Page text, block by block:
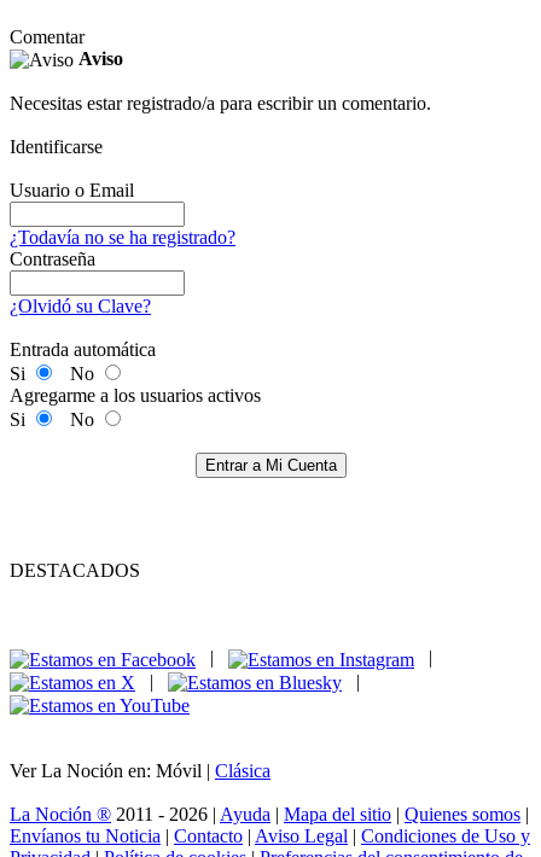
Comentar
Aviso
Necesitas estar registrado/a para escribir un comentario.
Identificarse
Usuario o Email
¿Todavía no se ha registrado?
Contraseña
¿Olvidó su Clave?
Entrada automática
Si
No
Agregarme a los usuarios activos
Si
No
Entrar a Mi Cuenta
DESTACADOS
|
|
Ver La Noción en: Móvil | Clásica
La Noción ® 2011 - 2026 | Ayuda | Mapa del sitio | Quienes somos |
Envíanos tu Noticia | Contacto | Aviso Legal | Condiciones de Uso y